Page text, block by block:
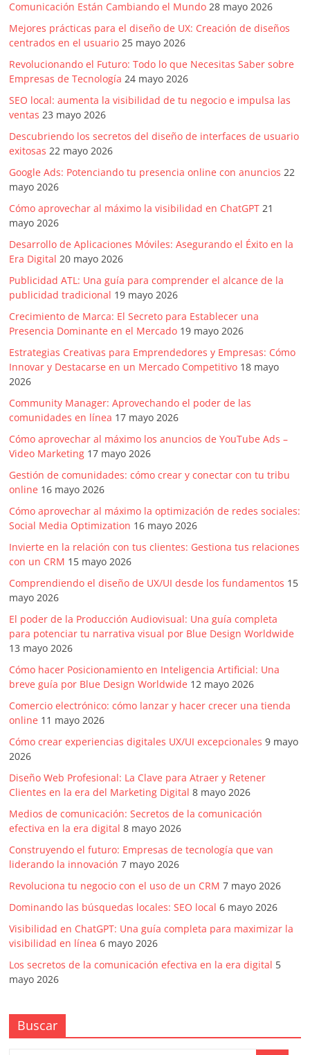
Comunicación Están Cambiando el Mundo 28 mayo 2026
Mejores prácticas para el diseño de UX: Creación de diseños
centrados en el usuario 25 mayo 2026
Revolucionando el Futuro: Todo lo que Necesitas Saber sobre
Empresas de Tecnología 24 mayo 2026
SEO local: aumenta la visibilidad de tu negocio e impulsa las
ventas 23 mayo 2026
Descubriendo los secretos del diseño de interfaces de usuario
exitosas 22 mayo 2026
Google Ads: Potenciando tu presencia online con anuncios 22
mayo 2026
Cómo aprovechar al máximo la visibilidad en ChatGPT 21
mayo 2026
Desarrollo de Aplicaciones Móviles: Asegurando el Éxito en la
Era Digital 20 mayo 2026
Publicidad ATL: Una guía para comprender el alcance de la
publicidad tradicional 19 mayo 2026
Crecimiento de Marca: El Secreto para Establecer una
Presencia Dominante en el Mercado 19 mayo 2026
Estrategias Creativas para Emprendedores y Empresas: Cómo
Innovar y Destacarse en un Mercado Competitivo 18 mayo
2026
Community Manager: Aprovechando el poder de las
comunidades en línea 17 mayo 2026
Cómo aprovechar al máximo los anuncios de YouTube Ads –
Video Marketing 17 mayo 2026
Gestión de comunidades: cómo crear y conectar con tu tribu
online 16 mayo 2026
Cómo aprovechar al máximo la optimización de redes sociales:
Social Media Optimization 16 mayo 2026
Invierte en la relación con tus clientes: Gestiona tus relaciones
con un CRM 15 mayo 2026
Comprendiendo el diseño de UX/UI desde los fundamentos 15
mayo 2026
El poder de la Producción Audiovisual: Una guía completa
para potenciar tu narrativa visual por Blue Design Worldwide
13 mayo 2026
Cómo hacer Posicionamiento en Inteligencia Artificial: Una
breve guía por Blue Design Worldwide 12 mayo 2026
Comercio electrónico: cómo lanzar y hacer crecer una tienda
online 11 mayo 2026
Cómo crear experiencias digitales UX/UI excepcionales 9 mayo
2026
Diseño Web Profesional: La Clave para Atraer y Retener
Clientes en la era del Marketing Digital 8 mayo 2026
Medios de comunicación: Secretos de la comunicación
efectiva en la era digital 8 mayo 2026
Construyendo el futuro: Empresas de tecnología que van
liderando la innovación 7 mayo 2026
Revoluciona tu negocio con el uso de un CRM 7 mayo 2026
Dominando las búsquedas locales: SEO local 6 mayo 2026
Visibilidad en ChatGPT: Una guía completa para maximizar la
visibilidad en línea 6 mayo 2026
Los secretos de la comunicación efectiva en la era digital 5
mayo 2026
Buscar